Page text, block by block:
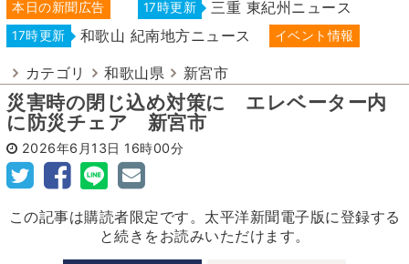
本日の新聞広告 17時更新 三重 東紀州ニュース
17時更新 和歌山 紀南地方ニュース イベント情報
カテゴリ 和歌山県 新宮市
災害時の閉じ込め対策に エレベーター内
に防災チェア 新宮市
2026年6月13日 16時00分
この記事は購読者限定です。太平洋新聞電子版に登録する
と続きをお読みいただけます。